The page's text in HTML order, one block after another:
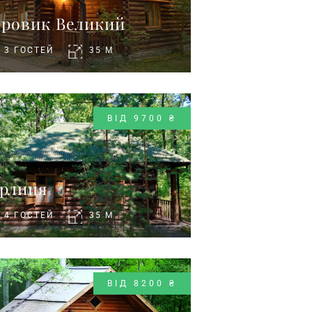
Великий
3 ГОСТЕЙ 35 M
ВІД 9700 ₴
4 ГОСТЕЙ 35 M
ВІД 8200 ₴